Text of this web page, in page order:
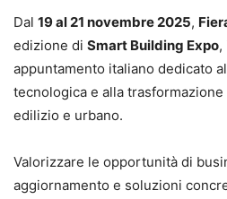
Dal 19 al 21 novembre 2025,
edizione di Smart Building Expo,
appuntamento italiano dedicato
tecnologica e alla
edilizio e urbano.
Valorizzare le opportunità di
aggiornamento e soluzioni